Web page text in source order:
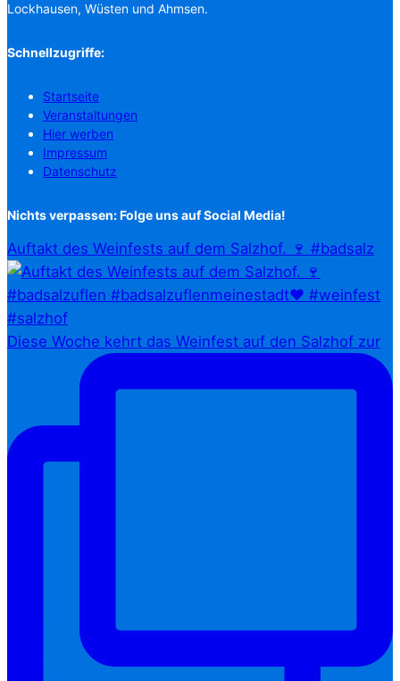
Lockhausen, Wüsten und Ahmsen.
Schnellzugriffe:
Startseite
Veranstaltungen
Hier werben
Impressum
Datenschutz
Nichts verpassen: Folge uns auf Social Media!
Auftakt des Weinfests auf dem Salzhof. 🍷 #badsalz
Diese Woche kehrt das Weinfest auf den Salzhof zur